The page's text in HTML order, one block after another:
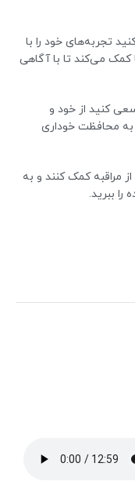
تجربه‌های خود را با
کمک می‌کند تا با آگاهی
کنید از خود و
به محافظت خوداری
مراقبه کمک کنند و به
را ببرید.